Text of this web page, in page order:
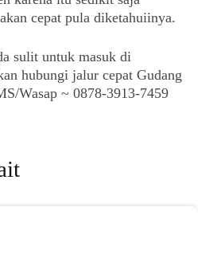
cepat pula diketahuiinya.
sulit untuk masuk di
hubungi jalur cepat Gudang
Wasap ~ 0878-3913-7459